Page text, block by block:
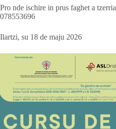
Pro nde ischire in prus faghet a
078553696
Ilartzi, su 18 de maju 2026